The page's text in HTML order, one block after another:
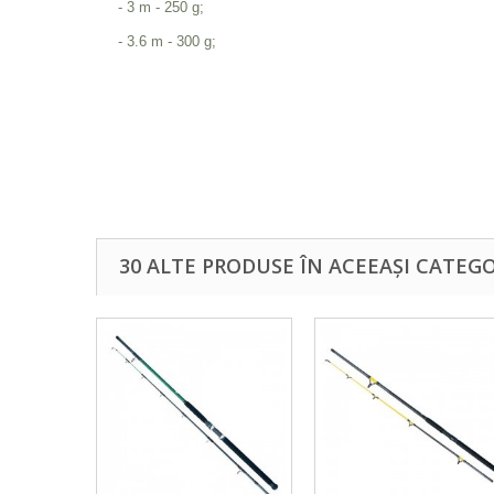
- 3 m - 250 g;
- 3.6 m - 300 g;
30 ALTE PRODUSE ÎN ACEEAȘI